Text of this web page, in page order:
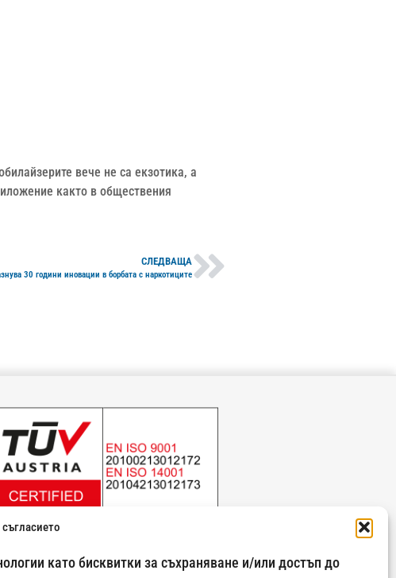
като бисквитки за съхраняване и/или достъп до
вече не са екзотика, а
както в обществения
СЛЕДВАЩА
30 години иновации в борбата с наркотиците